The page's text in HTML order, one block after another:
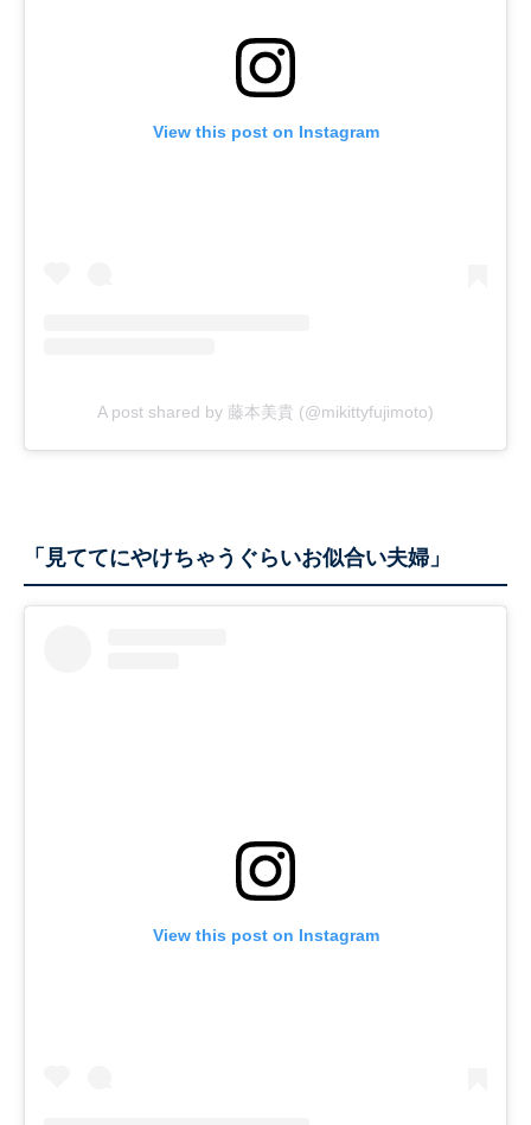
View this post on Instagram
A post shared by 藤本美貴 (@mikittyfujimoto)
「見ててにやけちゃうぐらいお似合い夫婦」
View this post on Instagram